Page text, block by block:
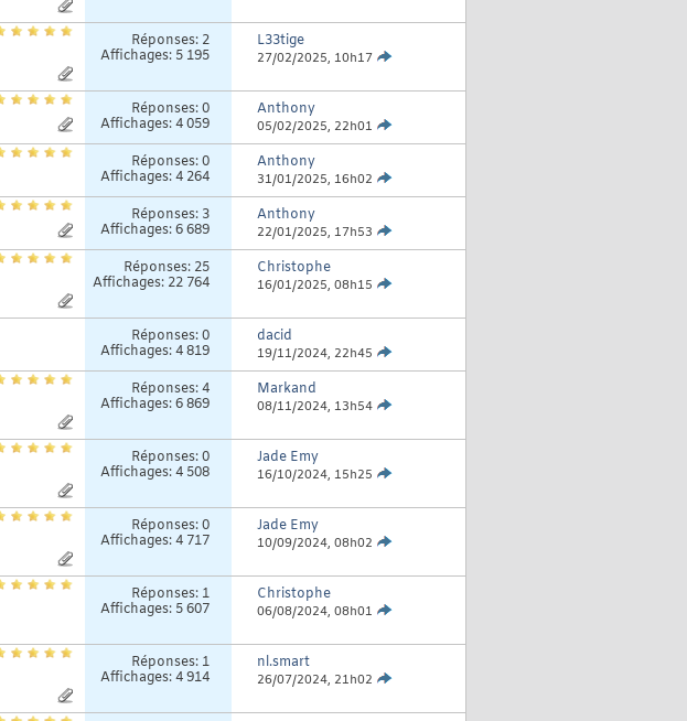
Réponses: 2
Affichages: 5 195
L33tige
27/02/2025, 10h17
Réponses:0
Affichages: 4 059
Anthony
05/02/2025, 22h01
Réponses:0
Affichages: 4 264
Anthony
31/01/2025, 16h02
Réponses: 3
Affichages: 6 689
Anthony
22/01/2025, 17h53
Réponses: 25
Affichages: 22 764
Christophe
16/01/2025, 08h15
Réponses:0
Affichages: 4 819
dacid
19/11/2024, 22h45
Réponses:4
Affichages: 6 869
Markand
08/11/2024, 13h54
Réponses:0
Affichages: 4 508
Jade Emy
16/10/2024, 15h25
Réponses:0
Affichages: 4 717
Jade Emy
10/09/2024, 08h02
Réponses: 1
Affichages: 5 607
Christophe
06/08/2024, 08h01
Réponses: 1
Affichages: 4 914
nl.smart
26/07/2024, 21h02